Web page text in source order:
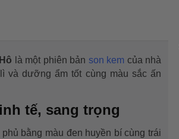
là một phiên bản son kem của nhà
và dưỡng ẩm tốt cùng màu sắc ấn
tế, sang trọng
bằng màu đen huyền bí cùng trái